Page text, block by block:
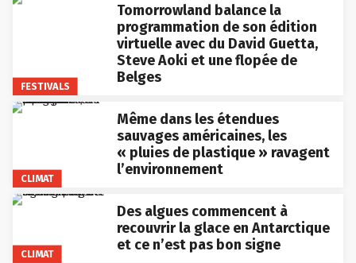
FESTIVALS
Tomorrowland balance la
programmation de son édition
virtuelle avec du David Guetta,
Steve Aoki et une flopée de
Belges
CLIMAT
Même dans les étendues
sauvages américaines, les
« pluies de plastique » ravagent
l’environnement
CLIMAT
Des algues commencent à
recouvrir la glace en Antarctique
et ce n’est pas bon signe